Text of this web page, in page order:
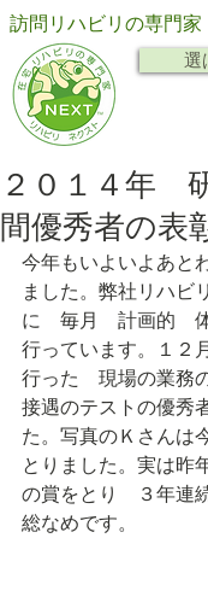
選
訪問リハビリの専門家
２０１４年
間優秀者の表
今年もいよいよあと
ました。弊社リハビ
に　毎月　計画的　
行っています。１２
行った　現場の業務
接遇のテストの優秀
た。写真のＫさんは
とりました。実は昨
の賞をとり　３年連
総なめです。